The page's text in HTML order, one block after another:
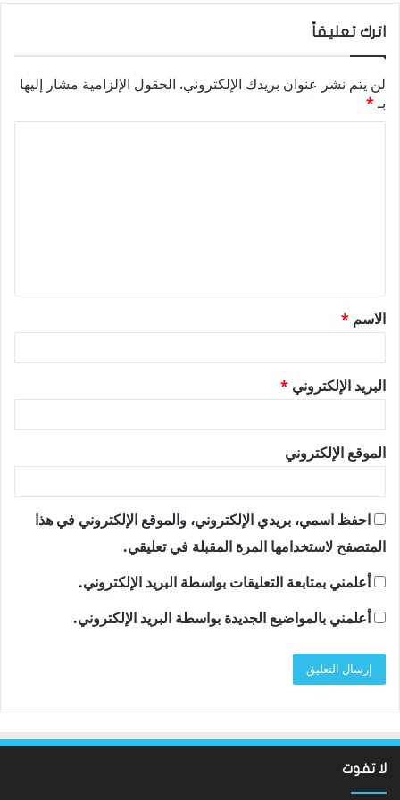
اترك تعليقاً
لن يتم نشر عنوان بريدك الإلكتروني. الحقول الإلزامية مشار إليها
بـ*
ق
*
الاسم *
البريد الإلكتروني *
الموقع الإلكتروني
احفظ اسمي، بريدي الإلكتروني، والموقع الإلكتروني في هذا
المتصفح لاستخدامها المرة المقبلة في تعليقي.
أعلمني بمتابعة التعليقات بواسطة البريد الإلكتروني.
أعلمني بالمواضيع الجديدة بواسطة البريد الإلكتروني.
لا تفوت